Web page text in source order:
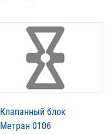
Клапанный блок
Метран 0106